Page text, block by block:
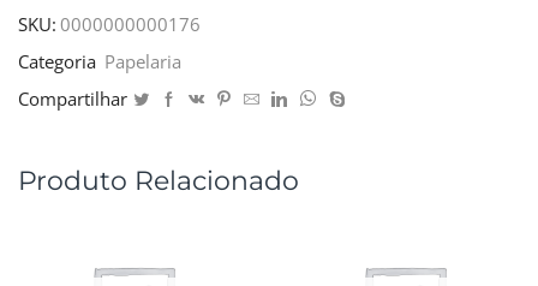
SKU: 0000000000176
Categoria Papelaria
Compartilhar
Produto Relacionado